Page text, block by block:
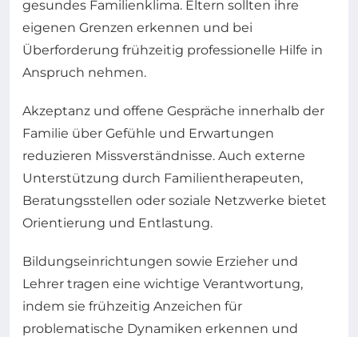
gesundes Familienklima. Eltern sollten ihre
eigenen Grenzen erkennen und bei
Überforderung frühzeitig professionelle Hilfe in
Anspruch nehmen.
Akzeptanz und offene Gespräche innerhalb der
Familie über Gefühle und Erwartungen
reduzieren Missverständnisse. Auch externe
Unterstützung durch Familientherapeuten,
Beratungsstellen oder soziale Netzwerke bietet
Orientierung und Entlastung.
Bildungseinrichtungen sowie Erzieher und
Lehrer tragen eine wichtige Verantwortung,
indem sie frühzeitig Anzeichen für
problematische Dynamiken erkennen und